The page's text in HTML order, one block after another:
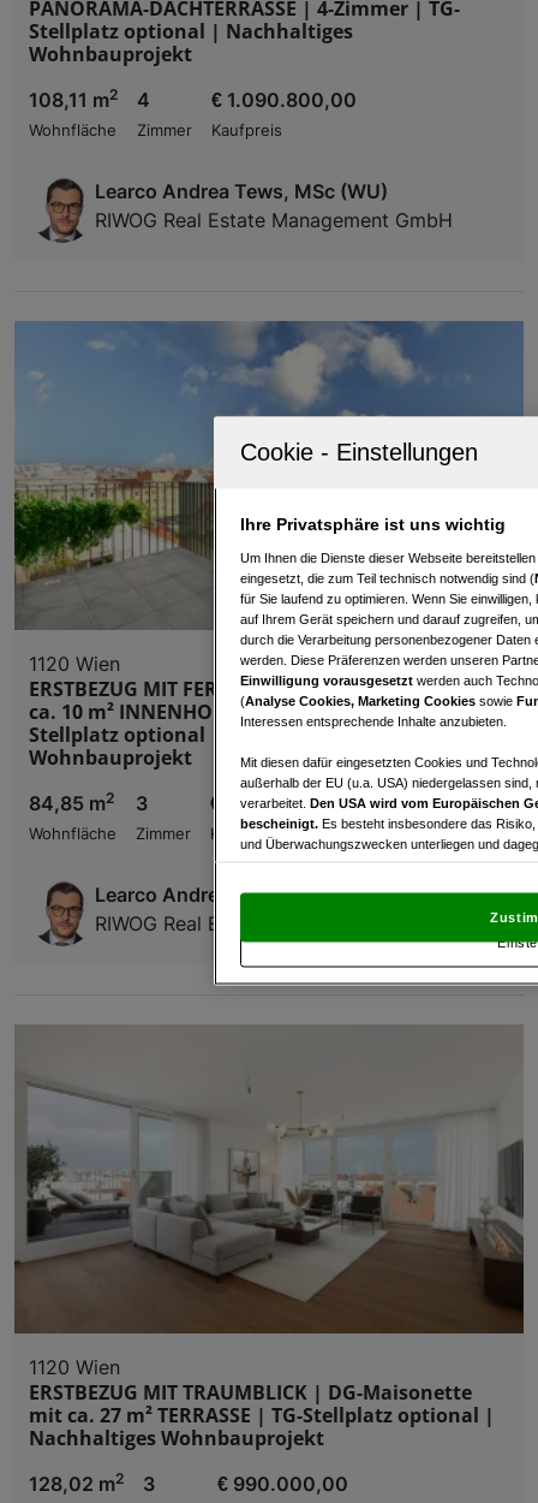
PANORAMA-DACHTERRASSE | 4-Zimmer | TG-
Stellplatz optional | Nachhaltiges
Wohnbauprojekt
108,11 m2
Wohnfläche
4
Zimmer
€ 1.090.800,00
Kaufpreis
Learco Andrea Tews, MSc (WU)
RIWOG Real Estate Management GmbH
1120 Wien
ERSTBEZUG MIT FERNBLICK | Dachgeschoss mit
ca. 10 m² INNENHOF-BALKON/TERRASSE | TG-
Stellplatz optional | Nachhaltiges
Wohnbauprojekt
84,85 m2
Wohnfläche
3
Zimmer
€ 649.000,00
Kaufpreis
Learco Andrea Tews, MSc (WU)
RIWOG Real Estate Management GmbH
1120 Wien
ERSTBEZUG MIT TRAUMBLICK | DG-Maisonette
mit ca. 27 m² TERRASSE | TG-Stellplatz optional |
Nachhaltiges Wohnbauprojekt
128,02 m2
3 € 990.000,00
Ihre Privatsphäre ist uns wichtig
Um Ihnen die Dienste dieser Webseite
eingesetzt, die zum Teil technisch notwendig sind (
für Sie laufend zu optimieren. Wenn Sie
auf Ihrem Gerät speichern und darauf zugreifen,
durch die Verarbeitung personenbezogener
werden. Diese Präferenzen werden unseren
Einwilligung vorausgesetzt werden auch
(Analyse Cookies, Marketing Cookies sowie
Interessen entsprechende Inhalte anzubieten.
Mit diesen dafür eingesetzten Cookies und
außerhalb der EU (u.a. USA) niedergelassen
verarbeitet. Den USA wird vom Europäischen
bescheinigt. Es besteht insbesondere das
und Überwachungszwecken unterliegen und
und Widerspruch gegen die Verarbeitung auf der
„Cookie Einstellungen“, die sich auf jeder Seite
und der Performance von Inhalten,